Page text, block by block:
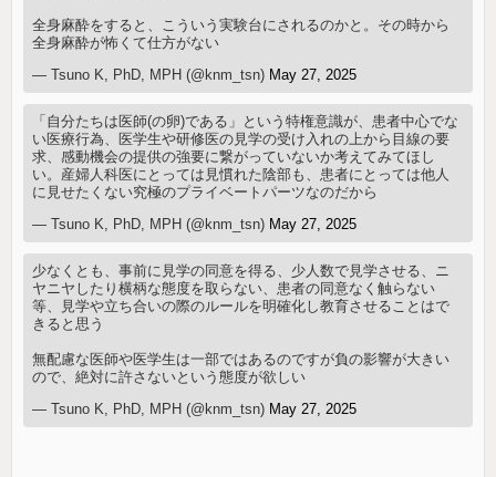
全身麻酔をすると、こういう実験台にされるのかと。その時から
全身麻酔が怖くて仕方がない
— Tsuno K, PhD, MPH (@knm_tsn) May 27, 2025
「自分たちは医師(の卵)である」という特権意識が、患者中心でな
い医療行為、医学生や研修医の見学の受け入れの上から目線の要
求、感動機会の提供の強要に繋がっていないか考えてみてほし
い。産婦人科医にとっては見慣れた陰部も、患者にとっては他人
に見せたくない究極のプライベートパーツなのだから
— Tsuno K, PhD, MPH (@knm_tsn) May 27, 2025
少なくとも、事前に見学の同意を得る、少人数で見学させる、ニ
ヤニヤしたり横柄な態度を取らない、患者の同意なく触らない
等、見学や立ち合いの際のルールを明確化し教育させることはで
きると思う
無配慮な医師や医学生は一部ではあるのですが負の影響が大きい
ので、絶対に許さないという態度が欲しい
— Tsuno K, PhD, MPH (@knm_tsn) May 27, 2025